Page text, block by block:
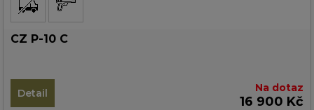
CZ P-10 C
Detail Na dotaz
16 900 Kč